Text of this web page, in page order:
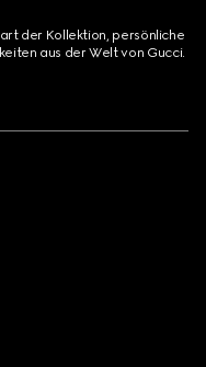
der Kollektion, persönliche
aus der Welt von Gucci.